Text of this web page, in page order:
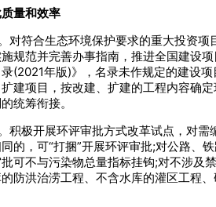
量和效率
对符合生态环境保护要求的重大投资
规范并完善办事指南，推进全国建设
(2021年版)》，名录未作规定的建设
建项目，按改建、扩建的工程内容确
统筹衔接。
积极开展环评审批方式改革试点，对
的，可“打捆”开展环评审批;对公路、
可不与污染物总量指标挂钩;对不涉及
防洪治涝工程、不含水库的灌区工程